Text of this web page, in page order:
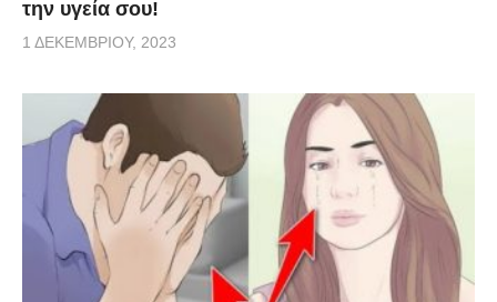
την υγεία σου!
1 ΔΕΚΕΜΒΡΊΟΥ, 2023